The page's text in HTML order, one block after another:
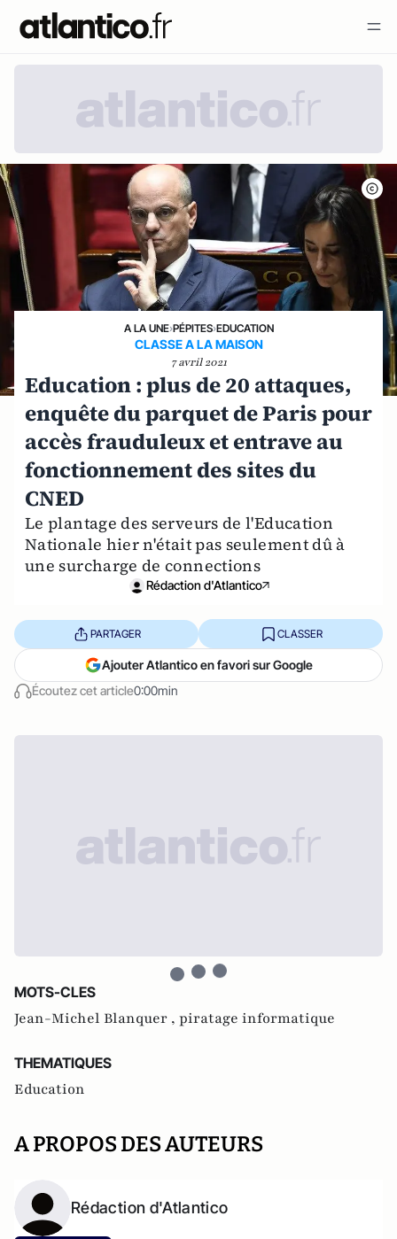
A LA UNE›PÉPITES›EDUCATION
CLASSE A LA MAISON
7 avril 2021
Education : plus de 20 attaques,
enquête du parquet de Paris pour
accès frauduleux et entrave au
fonctionnement des sites du
CNED
Le plantage des serveurs de l'Education
Nationale hier n'était pas seulement dû à
une surcharge de connections
Rédaction d'Atlantico
Écoutez cet article0:00min
PARTAGER CLASSER
Ajouter Atlantico en favori sur Google
MOTS-CLES
Jean-Michel Blanquer , piratage informatique
THEMATIQUES
Education
A PROPOS DES AUTEURS
Rédaction d'Atlantico